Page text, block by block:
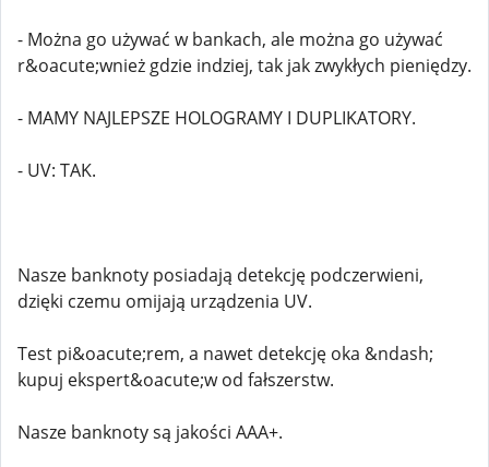
- Można go używać w bankach, ale można go używać
r&oacute;wnież gdzie indziej, tak jak zwykłych pieniędzy.
- MAMY NAJLEPSZE HOLOGRAMY I DUPLIKATORY.
- UV: TAK.
Nasze banknoty posiadają detekcję podczerwieni,
dzięki czemu omijają urządzenia UV.
Test pi&oacute;rem, a nawet detekcję oka &ndash;
kupuj ekspert&oacute;w od fałszerstw.
Nasze banknoty są jakości AAA+.